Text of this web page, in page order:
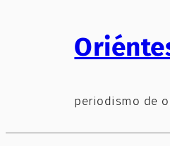
periodismo de